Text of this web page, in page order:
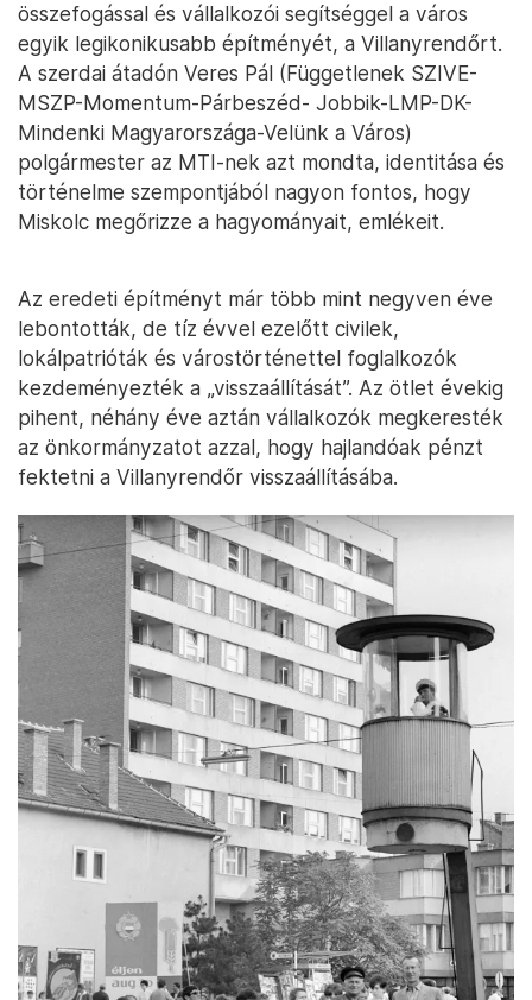
összefogással és vállalkozói segítséggel a város
egyik legikonikusabb építményét, a Villanyrendőrt.
A szerdai átadón Veres Pál (Függetlenek SZIVE-
MSZP-Momentum-Párbeszéd- Jobbik-LMP-DK-
Mindenki Magyarországa-Velünk a Város)
polgármester az MTI-nek azt mondta, identitása és
történelme szempontjából nagyon fontos, hogy
Miskolc megőrizze a hagyományait, emlékeit.
Az eredeti építményt már több mint negyven éve
lebontották, de tíz évvel ezelőtt civilek,
lokálpatrióták és várostörténettel foglalkozók
kezdeményezték a „visszaállítását”. Az ötlet évekig
pihent, néhány éve aztán vállalkozók megkeresték
az önkormányzatot azzal, hogy hajlandóak pénzt
fektetni a Villanyrendőr visszaállításába.